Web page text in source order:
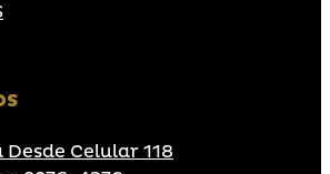
Celular 118